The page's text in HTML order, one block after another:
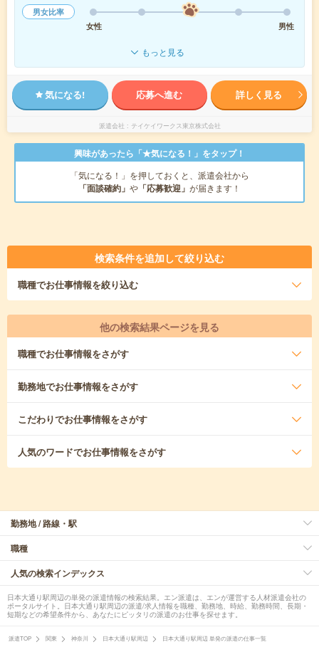
男女比率
女性
男性
もっと見る
気になる! 応募へ進む 詳しく見る
派遣会社 テイケイワークス東京株式会社
興味があったら「★気になる！」をタップ！
「気になる！」を押しておくと、派遣会社から
「面談確約」 や 「応募歓迎」 が届きます！
検索条件を追加して絞り込む
職種でお仕事情報を絞り込む
他の検索結果ページを見る
職種でお仕事情報をさがす
勤務地でお仕事情報をさがす
こだわりでお仕事情報をさがす
人気のワードでお仕事情報をさがす
勤務地 / 路線・駅
職種
人気の検索インデックス
日本大通り駅周辺の単発の派遣情報の検索結果。エン派遣は、エンが運営する人材派遣会社の
ポータルサイト。日本大通り駅周辺の派遣/求人情報を職種、勤務地、時給、勤務時間、長期・
短期などの希望条件から、あなたにピッタリの派遣のお仕事を探せます。
派遣TOP 関東 神奈川 日本大通り駅周辺 日本大通り駅周辺 単発の派遣の仕事一覧